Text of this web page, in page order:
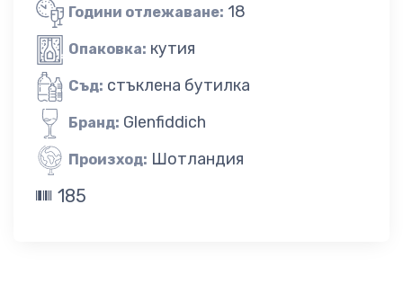
Години отлежаване: 18
Опаковка: кутия
Съд: стъклена бутилка
Бранд: Glenfiddich
Произход: Шотландия
185